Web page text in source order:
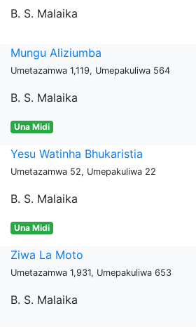
B. S. Malaika
Mungu Aliziumba
Umetazamwa 1,119, Umepakuliwa 564
B. S. Malaika
Una Midi
Yesu Watinha Bhukaristia
Umetazamwa 52, Umepakuliwa 22
B. S. Malaika
Una Midi
Ziwa La Moto
Umetazamwa 1,931, Umepakuliwa 653
B. S. Malaika